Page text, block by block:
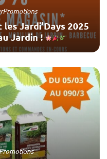
Jardi’Days 2025
Jardin !
Promotions